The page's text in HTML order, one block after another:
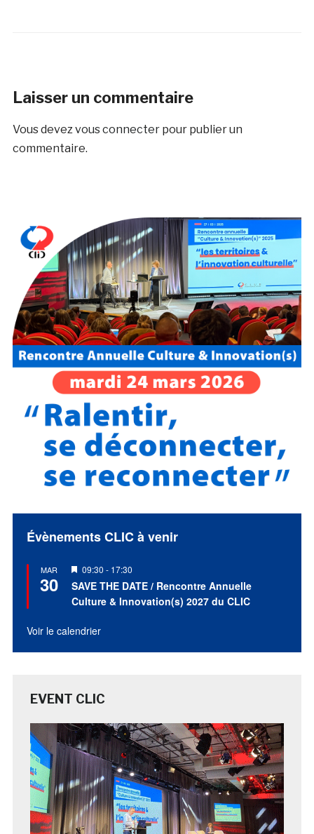
Laisser un commentaire
Vous devezvous connecterpour publier un
commentaire.
Évènements CLIC à venir
MAR
30
Mis
en
avant
09:30 - 17:30
SAVE THE DATE / Rencontre Annuelle
Culture & Innovation(s) 2027 du CLIC
Voir le calendrier
EVENT CLIC